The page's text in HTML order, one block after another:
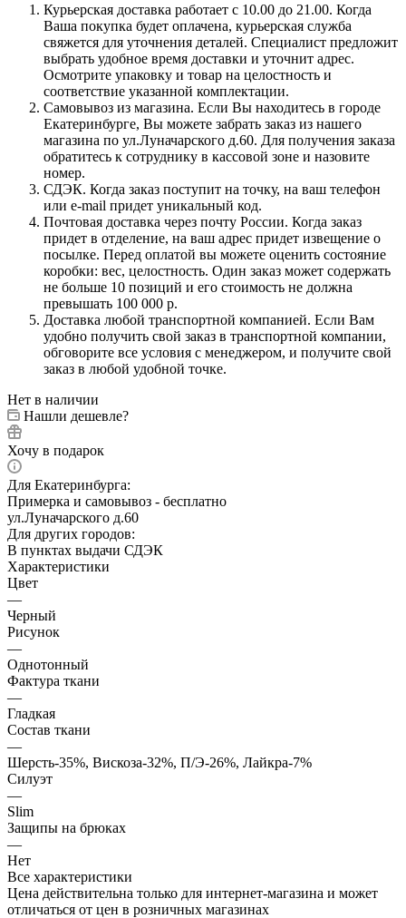
Курьерская доставка работает с 10.00 до 21.00. Когда
Ваша покупка будет оплачена, курьерская служба
свяжется для уточнения деталей. Специалист предложит
выбрать удобное время доставки и уточнит адрес.
Осмотрите упаковку и товар на целостность и
соответствие указанной комплектации.
Самовывоз из магазина. Если Вы находитесь в городе
Екатеринбурге, Вы можете забрать заказ из нашего
магазина по ул.Луначарского д.60. Для получения заказа
обратитесь к сотруднику в кассовой зоне и назовите
номер.
СДЭК. Когда заказ поступит на точку, на ваш телефон
или e-mail придет уникальный код.
Почтовая доставка через почту России. Когда заказ
придет в отделение, на ваш адрес придет извещение о
посылке. Перед оплатой вы можете оценить состояние
коробки: вес, целостность. Один заказ может содержать
не больше 10 позиций и его стоимость не должна
превышать 100 000 р.
Доставка любой транспортной компанией. Если Вам
удобно получить свой заказ в транспортной компании,
обговорите все условия с менеджером, и получите свой
заказ в любой удобной точке.
Нет в наличии
Нашли дешевле?
Хочу в подарок
Для Екатеринбурга:
Примерка и самовывоз - бесплатно
ул.Луначарского д.60
Для других городов:
В пунктах выдачи СДЭК
Характеристики
Цвет
—
Черный
Рисунок
—
Однотонный
Фактура ткани
—
Гладкая
Состав ткани
—
Шерсть-35%, Вискоза-32%, П/Э-26%, Лайкра-7%
Силуэт
—
Slim
Защипы на брюках
—
Нет
Все характеристики
Цена действительна только для интернет-магазина и может
отличаться от цен в розничных магазинах